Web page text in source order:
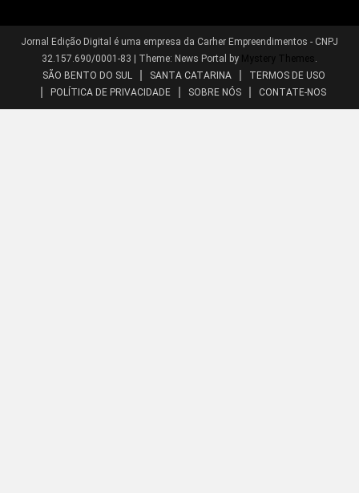
Jornal Edição Digital é uma empresa da Carher Empreendimentos - CNPJ
32.157.690/0001-83 | Theme: News Portal by Mystery Themes .
SÃO BENTO DO SUL
SANTA CATARINA
TERMOS DE USO
POLÍTICA DE PRIVACIDADE
SOBRE NÓS CONTATE-NOS